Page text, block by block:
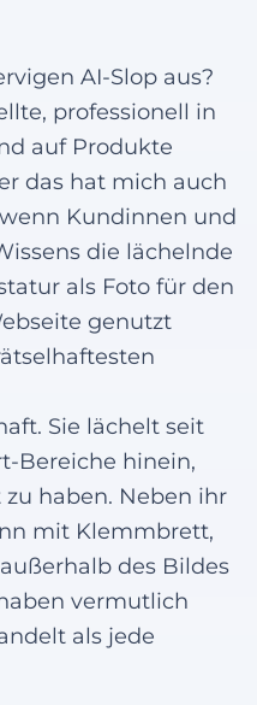
AI-Slop aus?
professionell in
auf Produkte
das hat mich auch
Kundinnen und
die lächelnde
als Foto für den
genutzt
Sie lächelt seit
Bereiche hinein,
haben. Neben ihr
mit Klemmbrett,
des Bildes
vermutlich
als jede